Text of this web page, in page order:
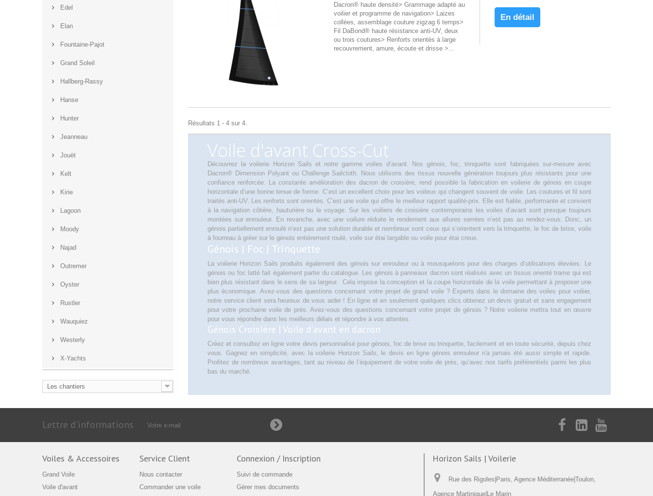
Edel
Elan
Fountaine-Pajot
Grand Soleil
Hallberg-Rassy
Hanse
Hunter
Jeanneau
Jouët
Kelt
Kirie
Lagoon
Moody
Najad
Outremer
Oyster
Rustler
Wauquiez
Westerly
X-Yachts
Les chantiers
Dacron® haute densité> Grammage adapté au
voilier et programme de navigation> Laizes
collées, assemblage couture zigzag 6 temps>
Fil DaBond® haute résistance anti-UV, deux
ou trois coutures> Renforts orientés à large
recouvrement, amure, écoute et drisse >...
En détail
Résultats 1 - 4 sur 4.
Voile d'avant Cross-Cut
Découvrez la voilerie Horizon Sails et notre gamme voiles d’avant. Nos génois, foc, trinquette sont fabriquées sur-mesure avec
Dacron® Dimension Polyant ou Challenge Sailcloth. Nous utilisons des tissus nouvelle génération toujours plus résistants pour une
confiance renforcée. La constante amélioration des dacron de croisière, rend possible la fabrication en voilerie de génois en coupe
horizontale d’une bonne tenue de forme. C’est un excellent choix pour les voileux qui changent souvent de voile. Les coutures et fil sont
traités anti-UV. Les renforts sont orientés. C’est une voile qui offre le meilleur rapport qualité-prix. Elle est fiable, performante et convient
à la navigation côtière, hauturière ou le voyage. Sur les voiliers de croisière contemporains les voiles d’avant sont presque toujours
montées sur enrouleur. En revanche, avec une voilure réduite le rendement aux allures serrées n’est pas au rendez-vous. Donc, un
génois partiellement enroulé n’est pas une solution durable et nombreux sont ceux qui s’orientent vers la trinquette, le foc de brise, voile
à fourreau à gréer sur le génois entièrement roulé, voile sur étai largable ou voile pour étai creux.
Génois | Foc | Trinquette
La voilerie Horizon Sails produits également des génois sur enrouleur ou à mousquetons pour des charges d’utilisations élevées. Le
génois ou foc latté fait également partie du catalogue. Les génois à panneaux dacron sont réalisés avec un tissus orienté trame qui est
bien plus résistant dans le sens de sa largeur. Cela impose la conception et la coupe horizontale de la voile permettant à proposer une
plus économique. Avez-vous des questions concernant votre projet de grand voile ? Experts dans le domaine des voiles pour voilier,
notre service client sera heureux de vous aider ! En ligne et en seulement quelques clics obtenez un devis gratuit et sans engagement
pour votre prochaine voile de prés. Avez-vous des questions concernant votre projet de génois ? Notre voilerie mettra tout en œuvre
pour vous répondre dans les meilleurs délais et répondre à vos attentes.
Génois Croisière | Voile d'avant en dacron
Créez et consultez en ligne votre devis personnalisé pour génois, foc de brise ou trinquette, facilement et en toute sécurité, depuis chez
vous. Gagnez en simplicité, avec la voilerie Horizon Sails, le devis en ligne génois enrouleur n'a jamais été aussi simple et rapide.
Profitez de nombreux avantages, tant au niveau de l’équipement de votre voile de près, qu’avec nos tarifs préférentiels parmi les plus
bas du marché.
Lettre d'informations
Voiles & Accessoires
Grand Voile
Voile d'avant
Service Client
Nous contacter
Commander une voile
Connexion / Inscription
Suivi de commande
Gérer mes documents
Horizon Sails | Voilerie
Rue des Rigoles|Paris, Agence Méditerranée|Toulon,
Agence Martinique|Le Marin